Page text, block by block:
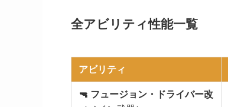
全アビリティ性能一覧
アビリティ
🔫 フュージョン・ドライバー改